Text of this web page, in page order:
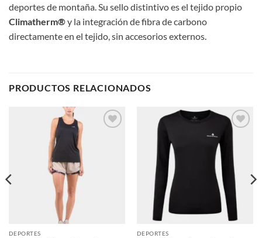
deportes de montaña. Su sello distintivo es el tejido propio
Climatherm®y la integración de fibra de carbono
directamente en el tejido, sin accesorios externos.
PRODUCTOS RELACIONADOS
DEPORTES DEPORTES